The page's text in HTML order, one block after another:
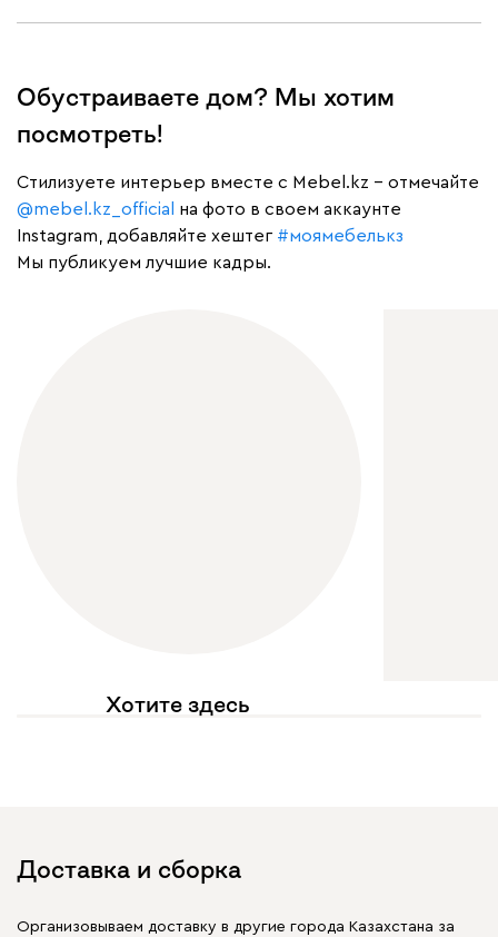
Обустраиваете дом? Мы хотим
посмотреть!
Cтилизуете интерьер вместе с Mebel.kz – отмечайте
@mebel.kz_official
на фото в своем аккаунте
Instagram, добавляйте хештег #моямебелькз
Мы публикуем лучшие кадры.
Хотите здесь
Доставка и сборка
Организовываем доставку в другие города Казахстана за